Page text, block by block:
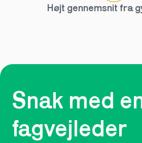
Højt gennemsnit fra
Snak med
fagvejleder